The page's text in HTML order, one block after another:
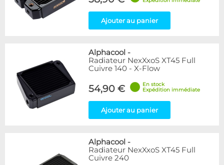
Ajouter au panier
Alphacool -
Radiateur NexXxoS XT45 Full
Cuivre 140 - X-Flow
54,90 €
En stock
Expédition immédiate
Ajouter au panier
Alphacool -
Radiateur NexXxoS XT45 Full
Cuivre 240